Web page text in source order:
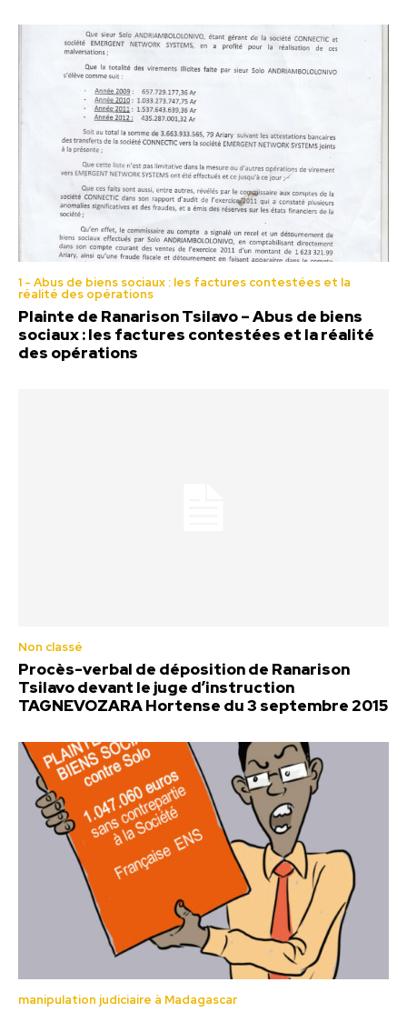
1 - Abus de biens sociaux : les factures contestées et la
réalité des opérations
Plainte de Ranarison Tsilavo – Abus de biens
sociaux : les factures contestées et la réalité
des opérations
Non classé
Procès-verbal de déposition de Ranarison
Tsilavo devant le juge d’instruction
TAGNEVOZARA Hortense du 3 septembre 2015
manipulation judiciaire à Madagascar